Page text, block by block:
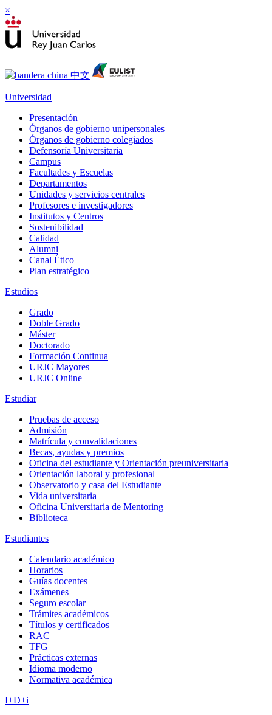
×
Universidad
Presentación
Órganos de gobierno unipersonales
Órganos de gobierno colegiados
Defensoría Universitaria
Campus
Facultades y Escuelas
Departamentos
Unidades y servicios centrales
Profesores e investigadores
Institutos y Centros
Sostenibilidad
Calidad
Alumni
Canal Ético
Plan estratégico
Estudios
Grado
Doble Grado
Máster
Doctorado
Formación Continua
URJC Mayores
URJC Online
Estudiar
Pruebas de acceso
Admisión
Matrícula y convalidaciones
Becas, ayudas y premios
Oficina del estudiante y Orientación preuniversitaria
Orientación laboral y profesional
Observatorio y casa del Estudiante
Vida universitaria
Oficina Universitaria de Mentoring
Biblioteca
Estudiantes
Calendario académico
Horarios
Guías docentes
Exámenes
Seguro escolar
Trámites académicos
Títulos y certificados
RAC
TFG
Prácticas externas
Idioma moderno
Normativa académica
I+D+i